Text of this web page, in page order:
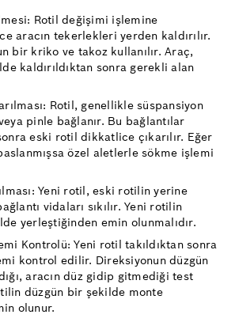
Rotil değişimi işlemine
aracın tekerlekleri yerden kaldırılır.
bir kriko ve takoz kullanılır. Araç,
kaldırıldıktan sonra gerekli alan
Rotil, genellikle süspansiyon
pinle bağlanır. Bu bağlantılar
eski rotil dikkatlice çıkarılır. Eğer
özel aletlerle sökme işlemi
Yeni rotil, eski rotilin yerine
vidaları sıkılır. Yeni rotilin
yerleştiğinden emin olunmalıdır.
Kontrolü: Yeni rotil takıldıktan sonra
kontrol edilir. Direksiyonun düzgün
aracın düz gidip gitmediği test
düzgün bir şekilde monte
olunur.